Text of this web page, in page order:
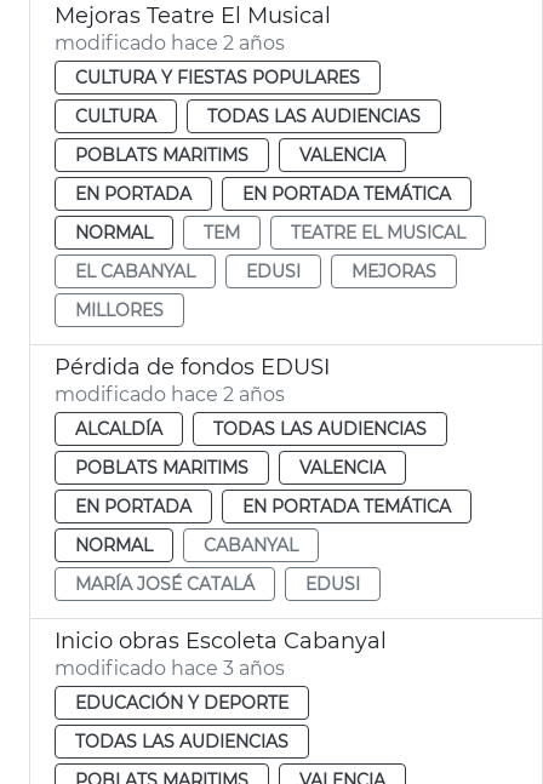
Mejoras Teatre El Musical
modificado hace 2 años
CULTURA Y FIESTAS POPULARES
CULTURA
TODAS LAS AUDIENCIAS
POBLATS MARITIMS
VALENCIA
EN PORTADA
EN PORTADA TEMÁTICA
NORMAL
TEM
TEATRE EL MUSICAL
EL CABANYAL
EDUSI
MEJORAS
MILLORES
Pérdida de fondos EDUSI
modificado hace 2 años
ALCALDÍA
TODAS LAS AUDIENCIAS
POBLATS MARITIMS
VALENCIA
EN PORTADA
EN PORTADA TEMÁTICA
NORMAL
CABANYAL
MARÍA JOSÉ CATALÁ
EDUSI
Inicio obras Escoleta Cabanyal
modificado hace 3 años
EDUCACIÓN Y DEPORTE
TODAS LAS AUDIENCIAS